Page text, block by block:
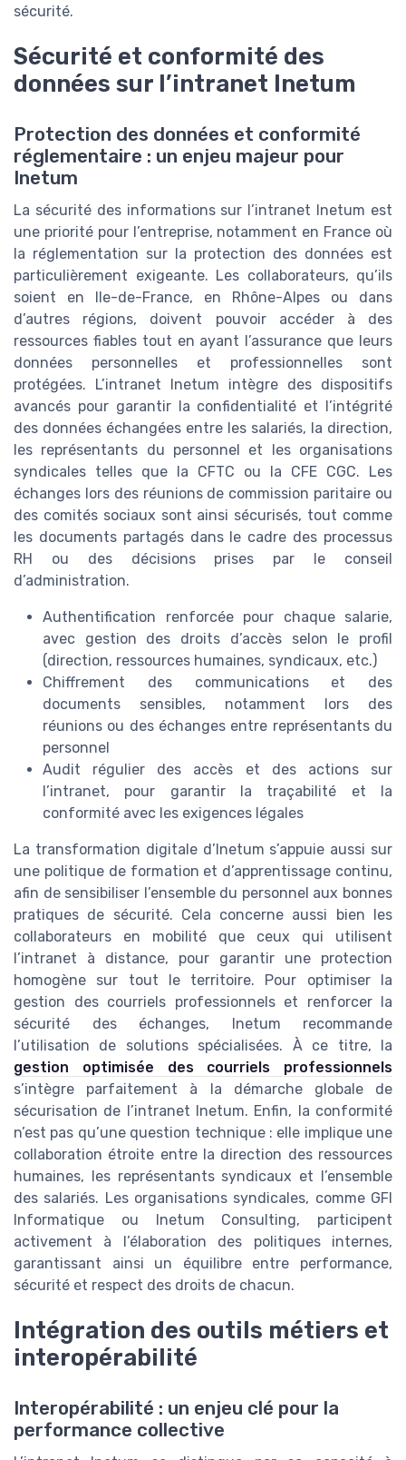
sécurité.
Sécurité et conformité des
données sur l’intranet Inetum
Protection des données et conformité
réglementaire : un enjeu majeur pour
Inetum
La sécurité des informations sur l’intranet Inetum est
une priorité pour l’entreprise, notamment en France où
la réglementation sur la protection des données est
particulièrement exigeante. Les collaborateurs, qu’ils
soient en Ile-de-France, en Rhône-Alpes ou dans
d’autres régions, doivent pouvoir accéder à des
ressources fiables tout en ayant l’assurance que leurs
données personnelles et professionnelles sont
protégées. L’intranet Inetum intègre des dispositifs
avancés pour garantir la confidentialité et l’intégrité
des données échangées entre les salariés, la direction,
les représentants du personnel et les organisations
syndicales telles que la CFTC ou la CFE CGC. Les
échanges lors des réunions de commission paritaire ou
des comités sociaux sont ainsi sécurisés, tout comme
les documents partagés dans le cadre des processus
RH ou des décisions prises par le conseil
d’administration.
Authentification renforcée pour chaque salarie,
avec gestion des droits d’accès selon le profil
(direction, ressources humaines, syndicaux, etc.)
Chiffrement des communications et des
documents sensibles, notamment lors des
réunions ou des échanges entre représentants du
personnel
Audit régulier des accès et des actions sur
l’intranet, pour garantir la traçabilité et la
conformité avec les exigences légales
La transformation digitale d’Inetum s’appuie aussi sur
une politique de formation et d’apprentissage continu,
afin de sensibiliser l’ensemble du personnel aux bonnes
pratiques de sécurité. Cela concerne aussi bien les
collaborateurs en mobilité que ceux qui utilisent
l’intranet à distance, pour garantir une protection
homogène sur tout le territoire. Pour optimiser la
gestion des courriels professionnels et renforcer la
sécurité des échanges, Inetum recommande
l’utilisation de solutions spécialisées. À ce titre, la
gestion optimisée des courriels professionnels
s’intègre parfaitement à la démarche globale de
sécurisation de l’intranet Inetum. Enfin, la conformité
n’est pas qu’une question technique : elle implique une
collaboration étroite entre la direction des ressources
humaines, les représentants syndicaux et l’ensemble
des salariés. Les organisations syndicales, comme GFI
Informatique ou Inetum Consulting, participent
activement à l’élaboration des politiques internes,
garantissant ainsi un équilibre entre performance,
sécurité et respect des droits de chacun.
Intégration des outils métiers et
interopérabilité
Interopérabilité : un enjeu clé pour la
performance collective